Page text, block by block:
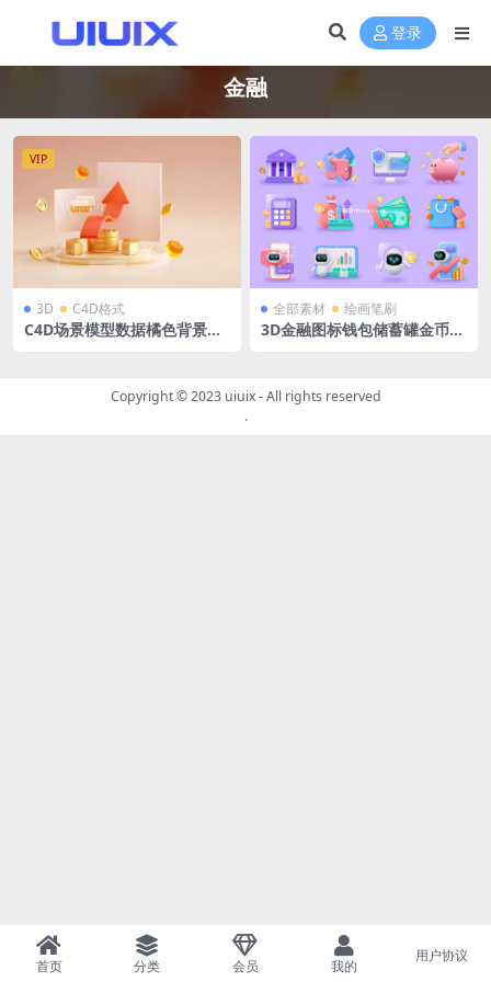
登录
金融
VIP
3D C4D格式
C4D场景模型数据橘色背景大
全部素材 绘画笔刷
3D金融图标钱包储蓄罐金币美
Copyright © 2023 uiuix- All rights reserved
.
首页 分类 会员 我的
用户协议